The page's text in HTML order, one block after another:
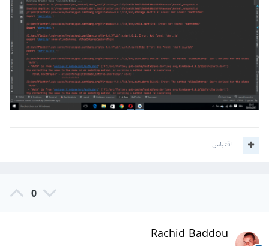
اقتباس
0
Rachid Baddou